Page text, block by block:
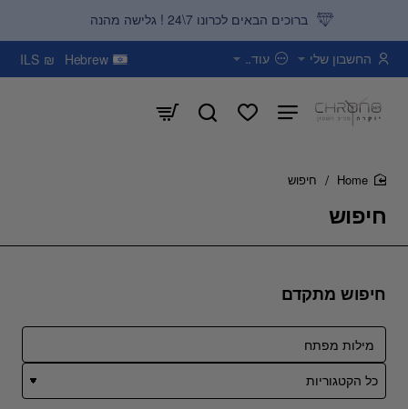
ברוכים הבאים לכרונו 7\24 ! גלישה מהנה
החשבון שלי עוד.. Hebrew
₪
ILS
חיפוש
חיפוש
חיפוש מתקדם